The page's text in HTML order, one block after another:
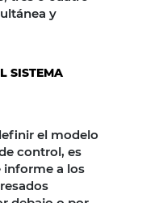
y
SISTEMA
el modelo
control, es
informe a los